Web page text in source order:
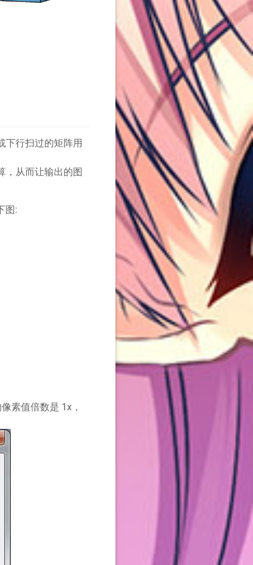
下行扫过的矩阵用
，从而让输出的图
图:
素值倍数是 1x，